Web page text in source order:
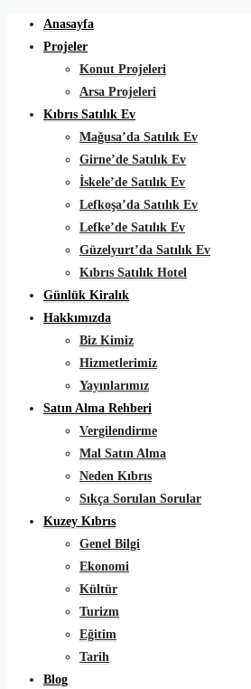
Anasayfa
Projeler
Konut Projeleri
Arsa Projeleri
Kıbrıs Satılık Ev
Mağusa’da Satılık Ev
Girne’de Satılık Ev
İskele’de Satılık Ev
Lefkoşa’da Satılık Ev
Lefke’de Satılık Ev
Güzelyurt’da Satılık Ev
Kıbrıs Satılık Hotel
Günlük Kiralık
Hakkımızda
Biz Kimiz
Hizmetlerimiz
Yayınlarımız
Satın Alma Rehberi
Vergilendirme
Mal Satın Alma
Neden Kıbrıs
Sıkça Sorulan Sorular
Kuzey Kıbrıs
Genel Bilgi
Ekonomi
Kültür
Turizm
Eğitim
Tarih
Blog